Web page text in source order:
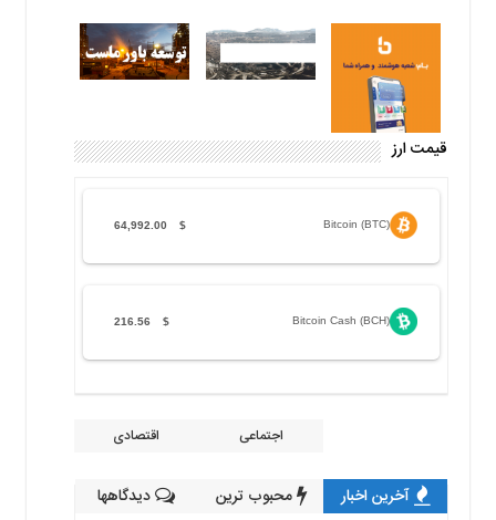
قیمت ارز
Bitcoin (BTC)
$
64,992.00
Bitcoin Cash (BCH)
$
216.56
اجتماعی اقتصادی
آخرین اخبار محبوب ترین دیدگاهها